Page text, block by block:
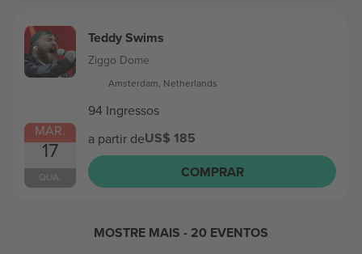
MAR.
17
QUA.
Teddy Swims
Ziggo Dome
Amsterdam, Netherlands
94 Ingressos
a partir deUS$ 185
COMPRAR
MOSTRE MAIS - 20 EVENTOS